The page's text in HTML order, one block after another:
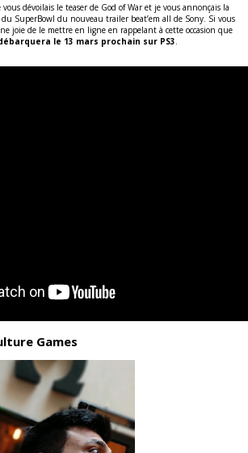
dévoilais le teaser de God of War et je vous annonçais la
SuperBowl du nouveau trailer beat’em all de Sony. Si vous
joie de le mettre en ligne en rappelant à cette occasion que
le 13 mars prochain sur PS3.
Games